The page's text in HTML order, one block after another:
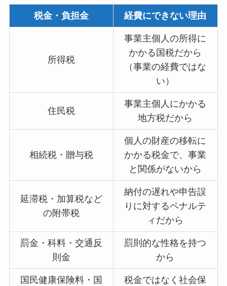
税金・負担金 経費にできない理由
所得税
事業主個人の所得に
かかる国税だから
（事業の経費ではな
い）
住民税
事業主個人にかかる
地方税だから
相続税・贈与税
個人の財産の移転に
かかる税金で、事業
と関係がないから
延滞税・加算税など
の附帯税
納付の遅れや申告誤
りに対するペナルテ
ィだから
罰金・科料・交通反
則金
罰則的な性格を持つ
から
国民健康保険料・国
税金ではなく社会保